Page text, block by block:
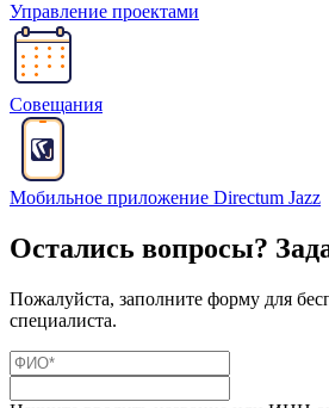
Управление проектами
Совещания
Мобильное приложение Directum Jazz
Остались вопросы?
Пожалуйста, заполните форму для
специалиста.